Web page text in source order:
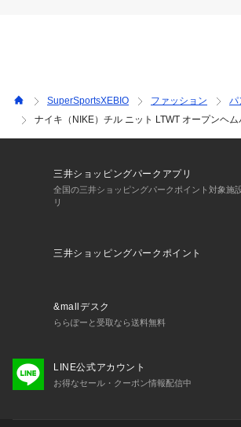
●刺繍ロゴ
●ハンドポケット
●ドローコード付き伸縮性ウエストバンド
【商品の購入にあたっての注意事項】
※弊社独自の採寸・計量方法により計測を
め、多少の誤差が生じる場合がございます。
※ブラウザやお使いのモニター環境により
予告なく変更することがあります。あらか
い。2026年春夏モデル 2026ssmodel ナイ
スポーツアパレル スポーツウェア 軽量
_rlxpt
SuperSportsXEBIO ファッション パ
ナイキ（NIKE）チル ニット LTWT オープンヘ
三井ショッピングパークアプリ
全国の三井ショッピングパークポイント対象施
リ
三井ショッピングパークポイント
&mallデスク
ららぽーと受取なら送料無料
LINE公式アカウント
お得なセール・クーポン情報配信中